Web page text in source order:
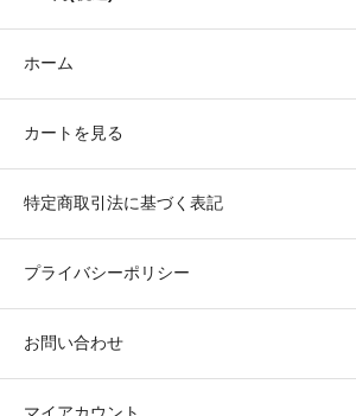
ホーム
カートを見る
特定商取引法に基づく表記
プライバシーポリシー
お問い合わせ